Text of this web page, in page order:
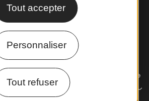
Tout accepter
Personnaliser
Tout refuser